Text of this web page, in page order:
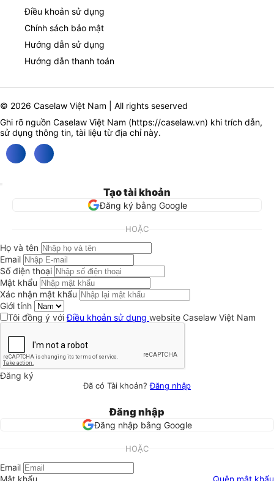
Điều khoản sử dụng
Chính sách bảo mật
Hướng dẫn sử dụng
Hướng dẫn thanh toán
© 2026 Caselaw Việt Nam | All rights seserved
Ghi rõ nguồn Caselaw Việt Nam (https://caselaw.vn) khi trích dẫn,
sử dụng thông tin, tài liệu từ địa chỉ này.
Tạo tài khoản
Đăng ký bằng Google
HOẶC
Họ và tên
Email
Số điện thoại
Mật khẩu
Xác nhận mật khẩu
Giới tính
Tôi đồng ý vớiĐiều khoản sử dụng website Caselaw Việt Nam
Đăng ký
Đã có Tài khoản?Đăng nhập
Đăng nhập
Đăng nhập bằng Google
HOẶC
Email
Mật khẩu
Quên mật khẩu